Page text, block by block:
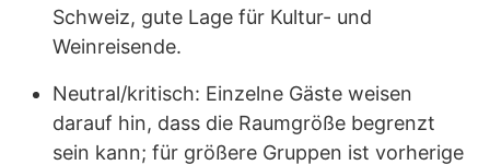
Schweiz, gute Lage für Kultur- und
Weinreisende.
Neutral/kritisch: Einzelne Gäste weisen
darauf hin, dass die Raumgröße begrenzt
sein kann; für größere Gruppen ist vorherige